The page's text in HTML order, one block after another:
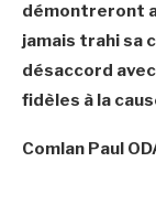
démontreront
jamais trahi sa
désaccord
fidèles à la
Comlan Paul